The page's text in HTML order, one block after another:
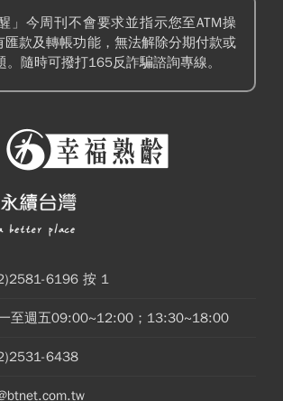
」今周刊不會要求並指示您至ATM操
匯款及轉帳功能，無法解除分期付款或
。隨時可撥打165反詐騙諮詢專線。
6196 按 1
至週五09:00~12:00；13:30~18:00
6438